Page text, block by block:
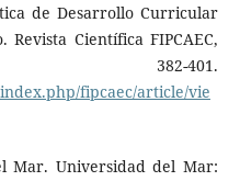
de Desarrollo Curricular
Científica FIPCAEC,
401.
fipcaec/article/vie
Mar. Universidad del Mar: